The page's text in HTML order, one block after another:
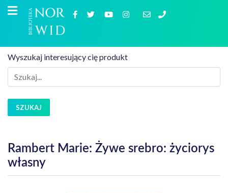
Wyszukaj interesujący cię produkt
SZUKAJ
Rambert Marie: Żywe srebro: życiorys
własny